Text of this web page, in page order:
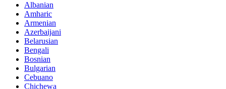
Albanian
Amharic
Armenian
Azerbaijani
Belarusian
Bengali
Bosnian
Bulgarian
Cebuano
Chichewa